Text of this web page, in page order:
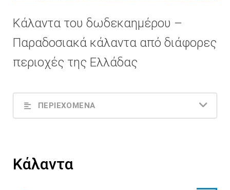
Κάλαντα του δωδεκαημέρου –
Παραδοσιακά κάλαντα από διάφορες
περιοχές της Ελλάδας
ΠΕΡΙΕΧΟΜΕΝΑ
Κάλαντα